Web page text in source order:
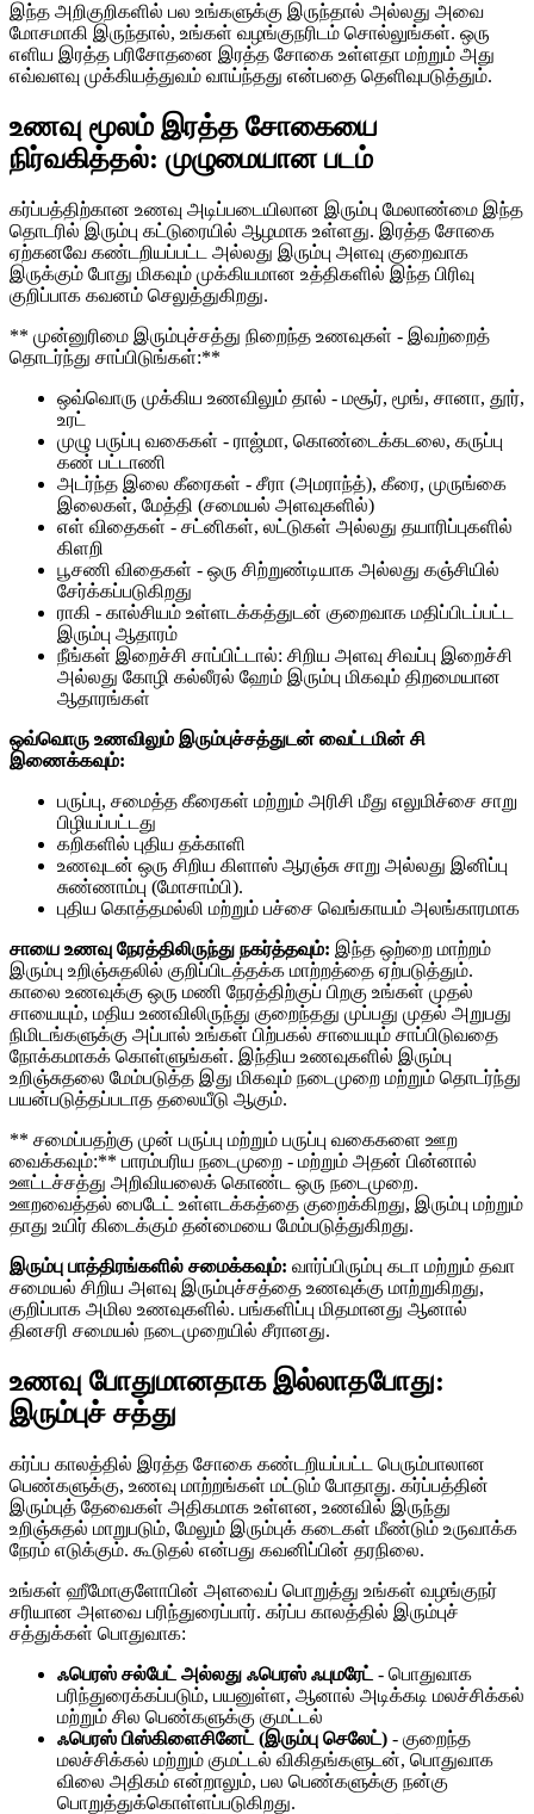
இந்த அறிகுறிகளில் பல உங்களுக்கு இருந்தால் அல்லது அவை
மோசமாகி இருந்தால், உங்கள் வழங்குநரிடம் சொல்லுங்கள். ஒரு
எளிய இரத்த பரிசோதனை இரத்த சோகை உள்ளதா மற்றும் அது
எவ்வளவு முக்கியத்துவம் வாய்ந்தது என்பதை தெளிவுபடுத்தும்.
உணவு மூலம் இரத்த சோகையை
நிர்வகித்தல்: முழுமையான படம்
கர்ப்பத்திற்கான உணவு அடிப்படையிலான இரும்பு மேலாண்மை இந்த
தொடரில் இரும்பு கட்டுரையில் ஆழமாக உள்ளது. இரத்த சோகை
ஏற்கனவே கண்டறியப்பட்ட அல்லது இரும்பு அளவு குறைவாக
இருக்கும் போது மிகவும் முக்கியமான உத்திகளில் இந்த பிரிவு
குறிப்பாக கவனம் செலுத்துகிறது.
** முன்னுரிமை இரும்புச்சத்து நிறைந்த உணவுகள் - இவற்றைத்
தொடர்ந்து சாப்பிடுங்கள்:**
ஒவ்வொரு முக்கிய உணவிலும் தால் - மசூர், மூங், சானா, தூர்,
உரட்
முழு பருப்பு வகைகள் - ராஜ்மா, கொண்டைக்கடலை, கருப்பு
கண் பட்டாணி
அடர்ந்த இலை கீரைகள் - சீரா (அமராந்த்), கீரை, முருங்கை
இலைகள், மேத்தி (சமையல் அளவுகளில்)
எள் விதைகள் - சட்னிகள், லட்டுகள் அல்லது தயாரிப்புகளில்
கிளறி
பூசணி விதைகள் - ஒரு சிற்றுண்டியாக அல்லது கஞ்சியில்
சேர்க்கப்படுகிறது
ராகி - கால்சியம் உள்ளடக்கத்துடன் குறைவாக மதிப்பிடப்பட்ட
இரும்பு ஆதாரம்
நீங்கள் இறைச்சி சாப்பிட்டால்: சிறிய அளவு சிவப்பு இறைச்சி
அல்லது கோழி கல்லீரல் ஹேம் இரும்பு மிகவும் திறமையான
ஆதாரங்கள்
ஒவ்வொரு உணவிலும் இரும்புச்சத்துடன் வைட்டமின் சி
இணைக்கவும்:
பருப்பு, சமைத்த கீரைகள் மற்றும் அரிசி மீது எலுமிச்சை சாறு
பிழியப்பட்டது
கறிகளில் புதிய தக்காளி
உணவுடன் ஒரு சிறிய கிளாஸ் ஆரஞ்சு சாறு அல்லது இனிப்பு
சுண்ணாம்பு (மோசாம்பி).
புதிய கொத்தமல்லி மற்றும் பச்சை வெங்காயம் அலங்காரமாக
சாயை உணவு நேரத்திலிருந்து நகர்த்தவும்: இந்த ஒற்றை மாற்றம்
இரும்பு உறிஞ்சுதலில் குறிப்பிடத்தக்க மாற்றத்தை ஏற்படுத்தும்.
காலை உணவுக்கு ஒரு மணி நேரத்திற்குப் பிறகு உங்கள் முதல்
சாயையும், மதிய உணவிலிருந்து குறைந்தது முப்பது முதல் அறுபது
நிமிடங்களுக்கு அப்பால் உங்கள் பிற்பகல் சாயையும் சாப்பிடுவதை
நோக்கமாகக் கொள்ளுங்கள். இந்திய உணவுகளில் இரும்பு
உறிஞ்சுதலை மேம்படுத்த இது மிகவும் நடைமுறை மற்றும் தொடர்ந்து
பயன்படுத்தப்படாத தலையீடு ஆகும்.
** சமைப்பதற்கு முன் பருப்பு மற்றும் பருப்பு வகைகளை ஊற
வைக்கவும்:** பாரம்பரிய நடைமுறை - மற்றும் அதன் பின்னால்
ஊட்டச்சத்து அறிவியலைக் கொண்ட ஒரு நடைமுறை.
ஊறவைத்தல் பைடேட் உள்ளடக்கத்தை குறைக்கிறது, இரும்பு மற்றும்
தாது உயிர் கிடைக்கும் தன்மையை மேம்படுத்துகிறது.
இரும்பு பாத்திரங்களில் சமைக்கவும்: வார்ப்பிரும்பு கடா மற்றும் தவா
சமையல் சிறிய அளவு இரும்புச்சத்தை உணவுக்கு மாற்றுகிறது,
குறிப்பாக அமில உணவுகளில். பங்களிப்பு மிதமானது ஆனால்
தினசரி சமையல் நடைமுறையில் சீரானது.
உணவு போதுமானதாக இல்லாதபோது:
இரும்புச் சத்து
கர்ப்ப காலத்தில் இரத்த சோகை கண்டறியப்பட்ட பெரும்பாலான
பெண்களுக்கு, உணவு மாற்றங்கள் மட்டும் போதாது. கர்ப்பத்தின்
இரும்புத் தேவைகள் அதிகமாக உள்ளன, உணவில் இருந்து
உறிஞ்சுதல் மாறுபடும், மேலும் இரும்புக் கடைகள் மீண்டும் உருவாக்க
நேரம் எடுக்கும். கூடுதல் என்பது கவனிப்பின் தரநிலை.
உங்கள் ஹீமோகுளோபின் அளவைப் பொறுத்து உங்கள் வழங்குநர்
சரியான அளவை பரிந்துரைப்பார். கர்ப்ப காலத்தில் இரும்புச்
சத்துக்கள் பொதுவாக:
ஃபெரஸ் சல்பேட் அல்லது ஃபெரஸ் ஃபுமரேட் - பொதுவாக
பரிந்துரைக்கப்படும், பயனுள்ள, ஆனால் அடிக்கடி மலச்சிக்கல்
மற்றும் சில பெண்களுக்கு குமட்டல்
ஃபெரஸ் பிஸ்கிளைசினேட் (இரும்பு செலேட்) - குறைந்த
மலச்சிக்கல் மற்றும் குமட்டல் விகிதங்களுடன், பொதுவாக
விலை அதிகம் என்றாலும், பல பெண்களுக்கு நன்கு
பொறுத்துக்கொள்ளப்படுகிறது.